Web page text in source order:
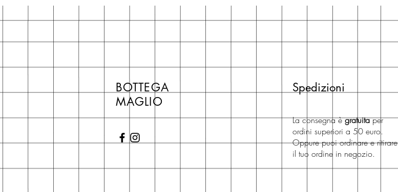
BOTTEGA
MAGLIO
Spedizioni
La consegna ègratuitaper
ordini superiori a 50 euro.
Oppure puoi ordinare e ritirare
il tuo ordine in negozio.